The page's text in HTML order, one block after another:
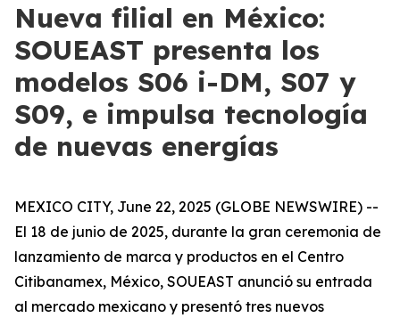
Nueva filial en México:
SOUEAST presenta los
modelos S06 i-DM, S07 y
S09, e impulsa tecnología
de nuevas energías
MEXICO CITY, June 22, 2025 (GLOBE NEWSWIRE) --
El 18 de junio de 2025, durante la gran ceremonia de
lanzamiento de marca y productos en el Centro
Citibanamex, México, SOUEAST anunció su entrada
al mercado mexicano y presentó tres nuevos